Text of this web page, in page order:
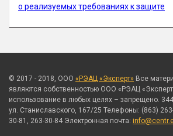
о реализуемых требованиях к защите
© 2017 - 2018, ООО «РЭАЦ «Эксперт» Все
являются собственностью ООО «РЭАЦ
использование в любых целях – запрещено.
ул. Станиславского, 167/25 Телефоны: (863)
30-81, 263-30-84 Электронная почта: